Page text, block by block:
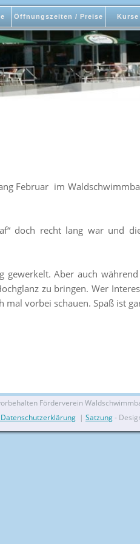
Öffnungszeiten / Preise Kurse
Februar im
doch recht lang war und
Aber auch
zu bringen. Wer
vorbei schauen. Spaß ist
Förderverein
| Satzung-